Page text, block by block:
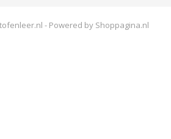
- Powered by Shoppagina.nl